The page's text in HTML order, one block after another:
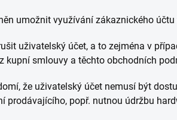
umožnit využívání zákaznického
uživatelský účet, a to zejména v
kupní smlouvy a těchto obchodních
že uživatelský účet nemusí být
prodávajícího, popř. nutnou údržbu